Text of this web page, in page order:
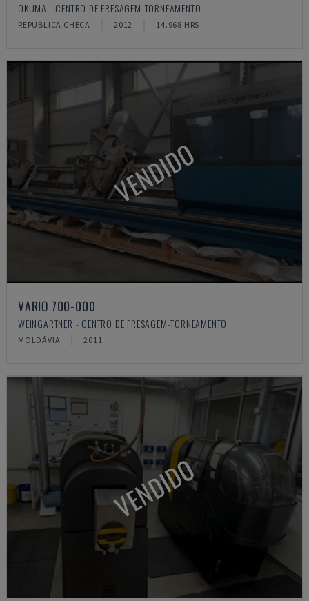
OKUMA - CENTRO DE FRESAGEM-TORNEAMENTO
REPÚBLICA CHECA 2012 14.968 HRS
VENDIDO
VARIO 700-000
WEINGARTNER - CENTRO DE FRESAGEM-TORNEAMENTO
MOLDÁVIA 2011
VENDIDO